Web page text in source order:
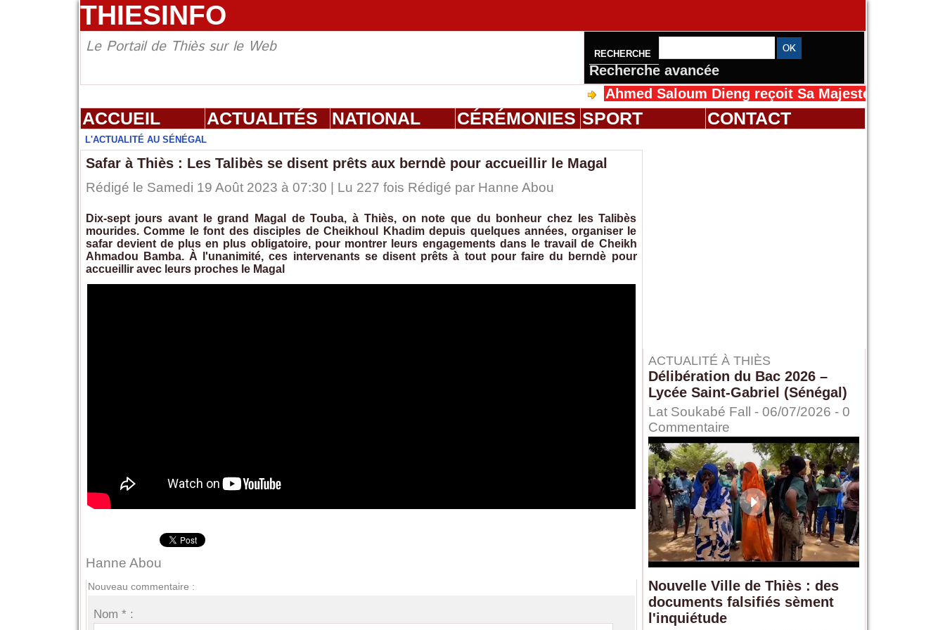
THIESINFO
Le Portail de Thiès sur le Web RECHERCHE
Recherche avancée
Ahmed Saloum Dieng reçoit Sa Majesté Mansah Cissé
ACCUEIL ACTUALITÉS NATIONAL CÉRÉMONIES SPORT CONTACT
L'ACTUALITÉ AU SÉNÉGAL
Safar à Thiès : Les Talibès se disent prêts aux berndè pour accueillir le Magal
Rédigé le Samedi 19 Août 2023 à 07:30 | Lu 227 fois Rédigé par Hanne Abou
Dix-sept jours avant le grand Magal de Touba, à Thiès, on note que du bonheur chez les Talibès
mourides. Comme le font des disciples de Cheikhoul Khadim depuis quelques années, organiser le
safar devient de plus en plus obligatoire, pour montrer leurs engagements dans le travail de Cheikh
Ahmadou Bamba. À l'unanimité, ces intervenants se disent prêts à tout pour faire du berndè pour
accueillir avec leurs proches le Magal
Hanne Abou
Nouveau commentaire :
Nom * :
ACTUALITÉ À THIÈS
Délibération du Bac 2026 –
Lycée Saint-Gabriel (Sénégal)
Lat Soukabé Fall - 06/07/2026 - 0
Commentaire
Nouvelle Ville de Thiès : des
documents falsifiés sèment
l'inquiétude